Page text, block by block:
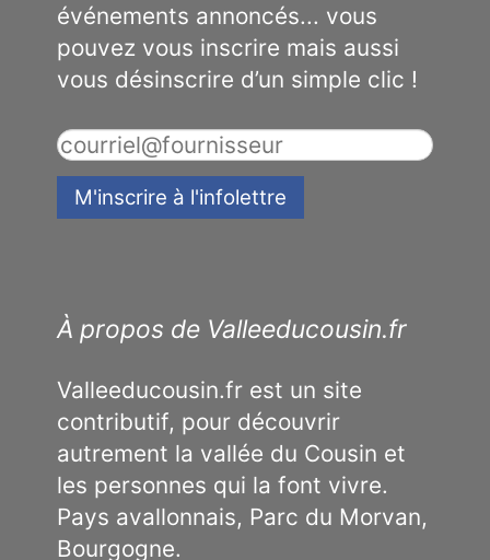
événements annoncés... vous
pouvez vous inscrire mais aussi
vous désinscrire d’un simple clic !
À propos de Valleeducousin.fr
Valleeducousin.fr est un site
contributif, pour découvrir
autrement la vallée du Cousin et
les personnes qui la font vivre.
Pays avallonnais, Parc du Morvan,
Bourgogne.